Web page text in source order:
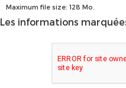
Maximum file size: 128 Mo.
Les informations